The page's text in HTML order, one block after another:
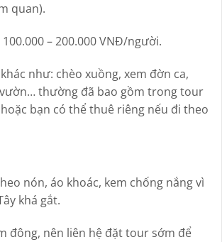
quan).
– 200.000 VNĐ/người.
như: chèo xuồng, xem đờn ca,
thường đã bao gồm trong tour
bạn có thể thuê riêng nếu đi theo
nón, áo khoác, kem chống nắng vì
khá gắt.
đông, nên liên hệ đặt tour sớm để